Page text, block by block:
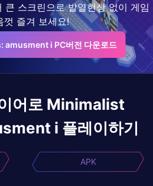
큰 스크린으로 발열현상 없이 게임
껏 즐겨 보세요!
i PC버전 다운로드
어로 Minimalist
i 플레이하기
APK